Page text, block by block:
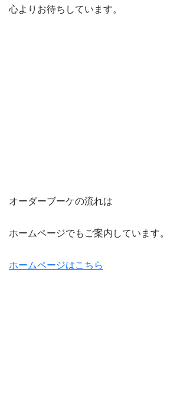
心よりお待ちしています。
オーダーブーケの流れは
ホームページでもご案内しています。
ホームページはこちら